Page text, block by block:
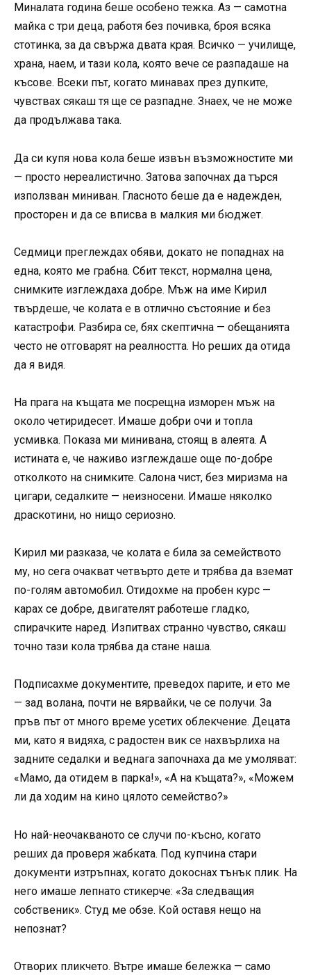
Миналата година беше особено тежка. Аз — самотна
майка с три деца, работя без почивка, броя всяка
стотинка, за да свържа двата края. Всичко — училище,
храна, наем, и тази кола, която вече се разпадаше на
късове. Всеки път, когато минавах през дупките,
чувствах сякаш тя ще се разпадне. Знаех, че не може
да продължава така.
Да си купя нова кола беше извън възможностите ми
— просто нереалистично. Затова започнах да търся
използван миниван. Гласното беше да е надежден,
просторен и да се вписва в малкия ми бюджет.
Седмици преглеждах обяви, докато не попаднах на
една, която ме грабна. Сбит текст, нормална цена,
снимките изглеждаха добре. Мъж на име Кирил
твърдеше, че колата е в отлично състояние и без
катастрофи. Разбира се, бях скептична — обещанията
често не отговарят на реалността. Но реших да отида
да я видя.
На прага на къщата ме посрещна изморен мъж на
около четиридесет. Имаше добри очи и топла
усмивка. Показа ми минивана, стоящ в алеята. А
истината е, че наживо изглеждаше още по-добре
отколкото на снимките. Салона чист, без миризма на
цигари, седалките — неизносени. Имаше няколко
драскотини, но нищо сериозно.
Кирил ми разказа, че колата е била за семейството
му, но сега очакват четвърто дете и трябва да вземат
по-голям автомобил. Отидохме на пробен курс —
карах се добре, двигателят работеше гладко,
спирачките наред. Изпитвах странно чувство, сякаш
точно тази кола трябва да стане наша.
Подписахме документите, преведох парите, и ето ме
— зад волана, почти не вярвайки, че се получи. За
пръв път от много време усетих облекчение. Децата
ми, като я видяха, с радостен вик се нахвърлиха на
задните седалки и веднага започнаха да ме умоляват:
«Мамо, да отидем в парка!», «А на къщата?», «Можем
ли да ходим на кино цялото семейство?»
Но най-неочакваното се случи по-късно, когато
реших да проверя жабката. Под купчина стари
документи изтръпнах, когато докоснах тънък плик. На
него имаше лепнато стикерче: «За следващия
собственик». Студ ме обзе. Кой оставя нещо на
непознат?
Отворих пликчето. Вътре имаше бележка — само